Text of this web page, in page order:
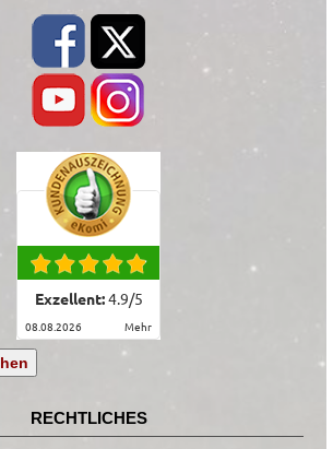
Exzellent:4.9/5
08.08.2026 mehr
RECHTLICHES